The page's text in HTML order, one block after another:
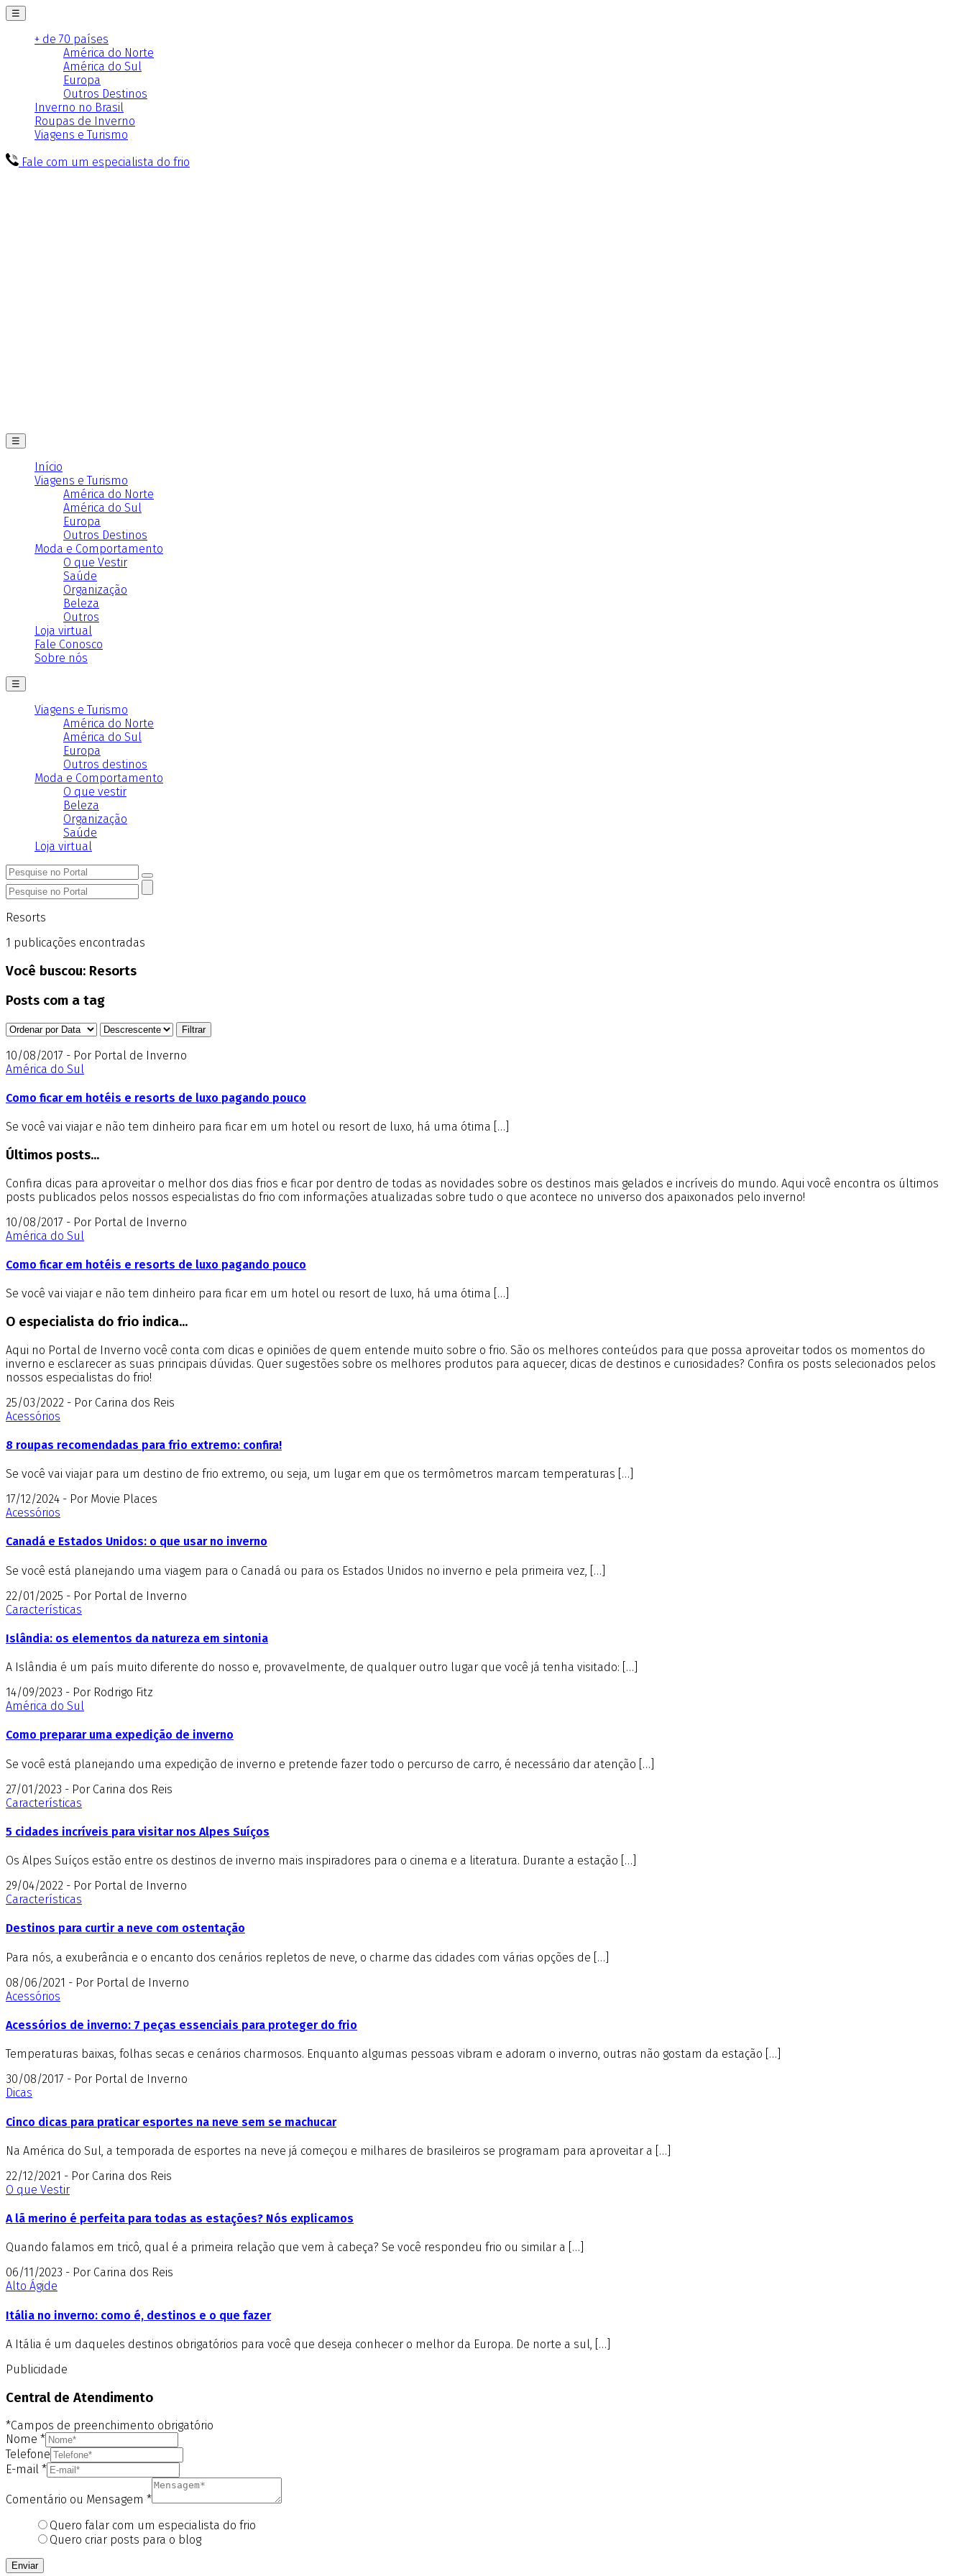
☰
+ de 70 países
América do Norte
América do Sul
Europa
Outros Destinos
Inverno no Brasil
Roupas de Inverno
Viagens e Turismo
Fale com um especialista do frio
☰
Início
Viagens e Turismo
América do Norte
América do Sul
Europa
Outros Destinos
Moda e Comportamento
O que Vestir
Saúde
Organização
Beleza
Outros
Loja virtual
Fale Conosco
Sobre nós
☰
Viagens e Turismo
América do Norte
América do Sul
Europa
Outros destinos
Moda e Comportamento
O que vestir
Beleza
Organização
Saúde
Loja virtual
Resorts
1 publicações encontradas
Você buscou: Resorts
Posts com a tag
10/08/2017 - Por Portal de Inverno
América do Sul
Como ficar em hotéis e resorts de luxo pagando pouco
Se você vai viajar e não tem dinheiro para ficar em um hotel ou resort de luxo, há uma ótima […]
Últimos posts...
Confira dicas para aproveitar o melhor dos dias frios e ficar por dentro de todas as novidades sobre os destinos mais gelados e incríveis do mundo. Aqui você encontra os últimos
posts publicados pelos nossos especialistas do frio com informações atualizadas sobre tudo o que acontece no universo dos apaixonados pelo inverno!
10/08/2017 - Por Portal de Inverno
América do Sul
Como ficar em hotéis e resorts de luxo pagando pouco
Se você vai viajar e não tem dinheiro para ficar em um hotel ou resort de luxo, há uma ótima […]
O especialista do frio indica...
Aqui no Portal de Inverno você conta com dicas e opiniões de quem entende muito sobre o frio. São os melhores conteúdos para que possa aproveitar todos os momentos do
inverno e esclarecer as suas principais dúvidas. Quer sugestões sobre os melhores produtos para aquecer, dicas de destinos e curiosidades? Confira os posts selecionados pelos
nossos especialistas do frio!
25/03/2022 - Por Carina dos Reis
Acessórios
8 roupas recomendadas para frio extremo: confira!
Se você vai viajar para um destino de frio extremo, ou seja, um lugar em que os termômetros marcam temperaturas […]
17/12/2024 - Por Movie Places
Acessórios
Canadá e Estados Unidos: o que usar no inverno
Se você está planejando uma viagem para o Canadá ou para os Estados Unidos no inverno e pela primeira vez, […]
22/01/2025 - Por Portal de Inverno
Características
Islândia: os elementos da natureza em sintonia
A Islândia é um país muito diferente do nosso e, provavelmente, de qualquer outro lugar que você já tenha visitado: […]
14/09/2023 - Por Rodrigo Fitz
América do Sul
Como preparar uma expedição de inverno
Se você está planejando uma expedição de inverno e pretende fazer todo o percurso de carro, é necessário dar atenção […]
27/01/2023 - Por Carina dos Reis
Características
5 cidades incríveis para visitar nos Alpes Suíços
Os Alpes Suíços estão entre os destinos de inverno mais inspiradores para o cinema e a literatura. Durante a estação […]
29/04/2022 - Por Portal de Inverno
Características
Destinos para curtir a neve com ostentação
Para nós, a exuberância e o encanto dos cenários repletos de neve, o charme das cidades com várias opções de […]
08/06/2021 - Por Portal de Inverno
Acessórios
Acessórios de inverno: 7 peças essenciais para proteger do frio
Temperaturas baixas, folhas secas e cenários charmosos. Enquanto algumas pessoas vibram e adoram o inverno, outras não gostam da estação […]
30/08/2017 - Por Portal de Inverno
Dicas
Cinco dicas para praticar esportes na neve sem se machucar
Na América do Sul, a temporada de esportes na neve já começou e milhares de brasileiros se programam para aproveitar a […]
22/12/2021 - Por Carina dos Reis
O que Vestir
A lã merino é perfeita para todas as estações? Nós explicamos
Quando falamos em tricô, qual é a primeira relação que vem à cabeça? Se você respondeu frio ou similar a […]
06/11/2023 - Por Carina dos Reis
Alto Ágide
Itália no inverno: como é, destinos e o que fazer
A Itália é um daqueles destinos obrigatórios para você que deseja conhecer o melhor da Europa. De norte a sul, […]
Publicidade
Central de Atendimento
*Campos de preenchimento obrigatório
Nome *
Telefone
E-mail *
Comentário ou Mensagem *
Quero falar com um especialista do frio
Quero criar posts para o blog
Enviar